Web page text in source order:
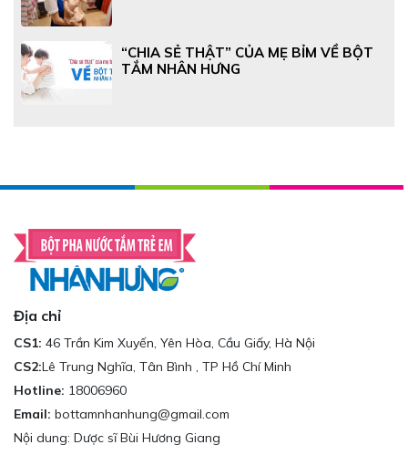
“CHIA SẺ THẬT” CỦA MẸ BỈM VỀ BỘT
TẮM NHÂN HƯNG
Địa chỉ
CS1: 46 Trần Kim Xuyến, Yên Hòa, Cầu Giấy, Hà Nội
CS2:Lê Trung Nghĩa, Tân Bình , TP Hồ Chí Minh
Hotline: 18006960
Email: bottamnhanhung@gmail.com
Nội dung: Dược sĩ Bùi Hương Giang